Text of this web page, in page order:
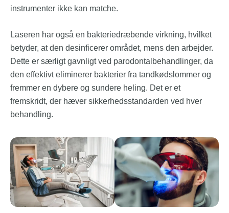
instrumenter ikke kan matche.
Laseren har også en bakteriedræbende virkning, hvilket
betyder, at den desinficerer området, mens den arbejder.
Dette er særligt gavnligt ved parodontalbehandlinger, da
den effektivt eliminerer bakterier fra tandkødslommer og
fremmer en dybere og sundere heling. Det er et
fremskridt, der hæver sikkerhedsstandarden ved hver
behandling.